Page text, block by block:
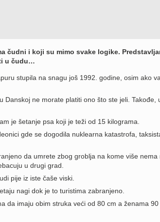
čudni i koji su mimo svake logike.
u čudu…
stupila na snagu još 1992. godine, osim ako
Danskoj ne morate platiti ono što ste jeli. Takođe,
je šetanje psa koji je teži od 15 kilograma.
gde se dogodila nuklearna katastrofa,
da umrete zbog groblja na kome više nema
u drugi grad.
pije iz iste čaše viski.
nagi dok je to turistima zabranjeno.
da imaju obim struka veći od 80 cm a ženama 90